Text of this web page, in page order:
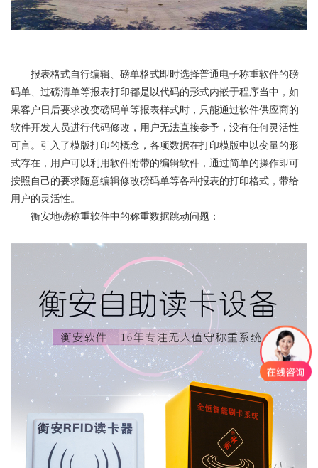
报表格式自行编辑、磅单格式即时选择普通电子称重软件的磅
码单、过磅清单等报表打印都是以代码的形式内嵌于程序当中，如
果客户日后要求改变磅码单等报表样式时，只能通过软件供应商的
软件开发人员进行代码修改，用户无法直接参予，没有任何灵活性
可言。引入了模版打印的概念，各项数据在打印模版中以变量的形
式存在，用户可以利用软件附带的编辑软件，通过简单的操作即可
按照自己的要求随意编辑修改磅码单等各种报表的打印格式，带给
用户的灵活性。
衡安地磅称重软件中的称重数据跳动问题：